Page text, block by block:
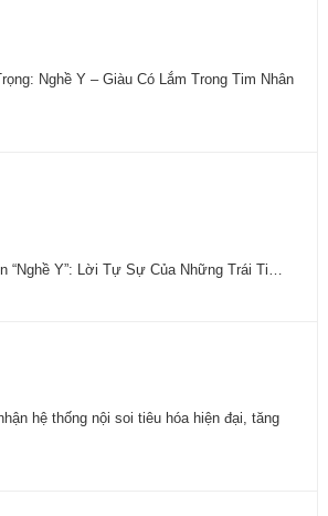
Nghề Y – Giàu Có Lắm Trong Tim Nhân
“Nghề Y”: Lời Tự Sự Của Những Trái Ti…
hệ thống nội soi tiêu hóa hiện đại, tăng